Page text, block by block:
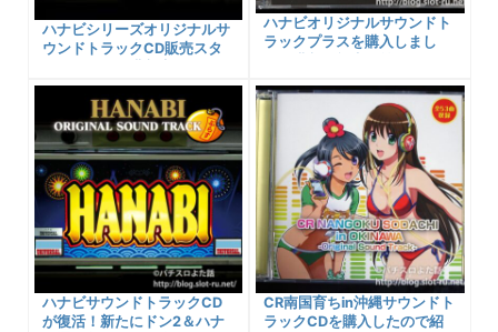
ハナビシリーズオリジナルサ
ウンドトラックCD販売スタ
用意しました！
ハナビオリジナルサウンドト
ラックプラスを購入しまし
ハナビサウンドトラックCD
が復活！新たにドン2＆ハナ
CR南国育ちin沖縄サウンドト
ラックCDを購入したので紹